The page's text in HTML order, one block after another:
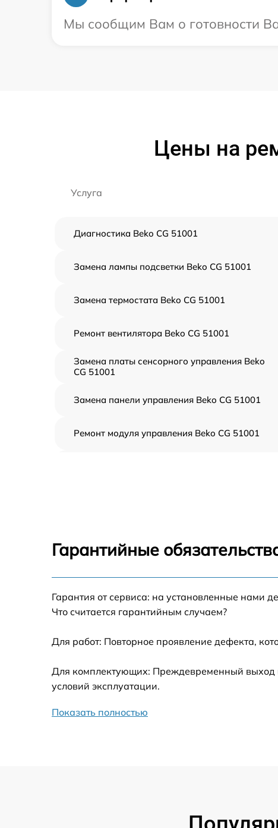
Мы сообщим Вам о готовности
Цены на
Услуга
Диагностика Beko CG 51001
Замена лампы подсветки Beko CG 51001
Замена термостата Beko CG 51001
Ремонт вентилятора Beko CG 51001
Замена платы сенсорного управления Beko
CG 51001
Замена панели управления Beko CG 51001
Ремонт модуля управления Beko CG 51001
Ремонт конфорки с расширением Beko CG
CG 51001
Гарантийные
Гарантия от сервиса: на установленные нами
Что считается гарантийным случаем?
Для работ: Повторное проявление дефекта,
Для комплектующих: Преждевременный выход
условий эксплуатации.
Показать полностью